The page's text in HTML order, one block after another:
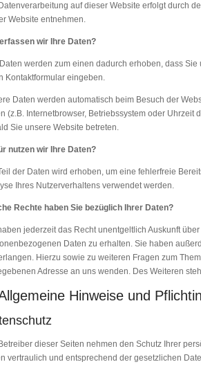
auf dieser Website erfolgt durch
Website entnehmen.
wir Ihre Daten?
Daten werden zum einen dadurch erhoben, dass
Kontaktformular eingeben.
Daten werden automatisch beim Besuch der
(z.B. Internetbrowser, Betriebssystem oder
Sie unsere Website betreten.
nutzen wir Ihre Daten?
der Daten wird erhoben, um eine fehlerfreie
Ihres Nutzerverhaltens verwendet werden.
Rechte haben Sie bezüglich Ihrer Daten?
jederzeit das Recht unentgeltlich Auskunft
Daten zu erhalten. Sie haben
Hierzu sowie zu weiteren Fragen zum
Adresse an uns wenden. Des Weiteren
Hinweise und
dieser Seiten nehmen den Schutz Ihrer
vertraulich und entsprechend der gesetzlichen